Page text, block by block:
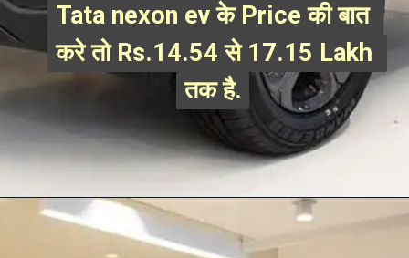
Tata nexon ev के Price की बात
करे तो Rs.14.54 से 17.15 Lakh
तक है.
Tata nexon ev के Price की बात
करे तो Rs.14.54 से 17.15 Lakh
तक है.